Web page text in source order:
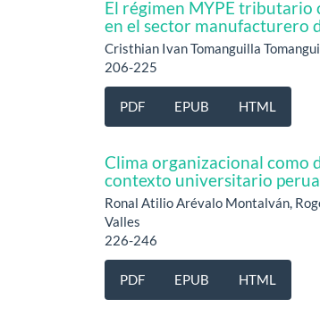
El régimen MYPE
en el sector manufacturero
Cristhian Ivan Tomanguilla
206-225
PDF EPUB HTML
Clima organizacional como
contexto universitario
Ronal Atilio Arévalo Montalván,
Valles
226-246
PDF EPUB HTML